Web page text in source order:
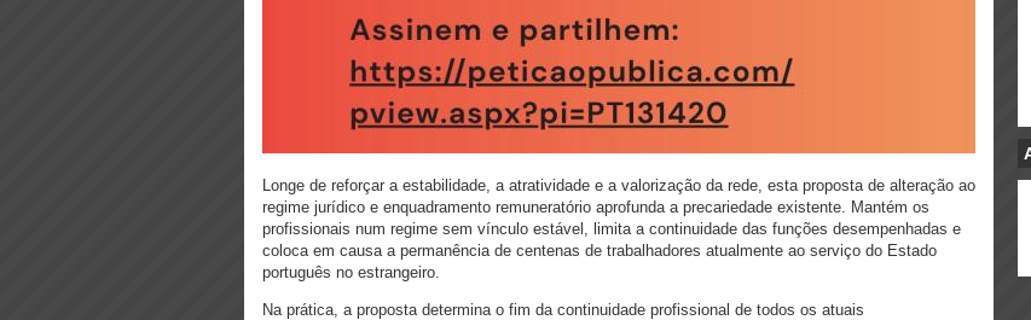
Longe de reforçar a estabilidade, a atratividade e a valorização da rede, esta proposta de alteração ao
regime jurídico e enquadramento remuneratório aprofunda a precariedade existente. Mantém os
profissionais num regime sem vínculo estável, limita a continuidade das funções desempenhadas e
coloca em causa a permanência de centenas de trabalhadores atualmente ao serviço do Estado
português no estrangeiro.
Na prática, a proposta determina o fim da continuidade profissional de todos os atuais